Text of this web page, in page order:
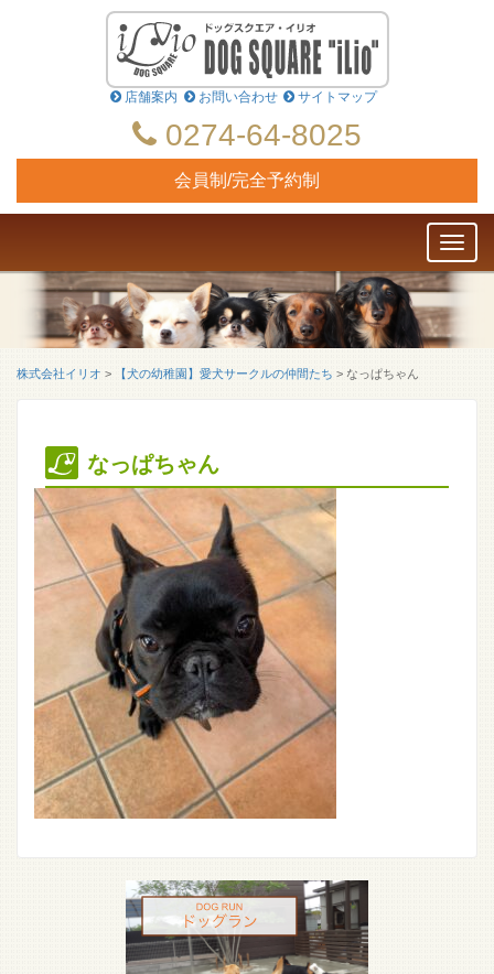
店舗案内 お問い合わせ サイトマップ
0274-64-8025
会員制/完全予約制
株式会社イリオ > 【犬の幼稚園】愛犬サークルの仲間たち > なっぱちゃん
なっぱちゃん